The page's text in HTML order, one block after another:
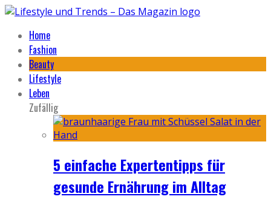
Home
Fashion
Beauty
Lifestyle
Leben
Zufällig
5 einfache Expertentipps für
gesunde Ernährung im Alltag